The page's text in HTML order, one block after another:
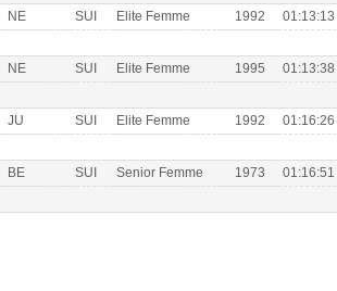
NE SUI Elite Femme 1992 01:13:13
NE SUI Elite Femme 1995 01:13:38
JU SUI Elite Femme 1992 01:16:26
BE SUI Senior Femme 1973 01:16:51